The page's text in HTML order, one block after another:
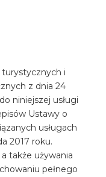
i
z dnia 24
niniejszej usługi
Ustawy o
usługach
2017 roku.
także używania
pełnego